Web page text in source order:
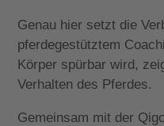
Genau hier setzt die
pferdegestütztem
Körper spürbar wird,
Verhalten des Pferdes.
Gemeinsam mit der